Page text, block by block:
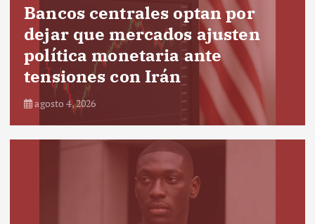
Bancos centrales optan por
dejar que mercados ajusten
política monetaria ante
tensiones con Irán
agosto 4, 2026